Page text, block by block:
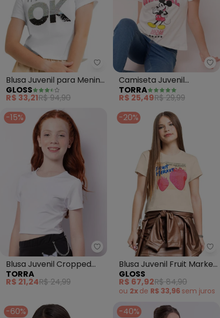
Gloss - Blusa Juvenil para
Blusa Juvenil para Menina
(Branco)
GLOSS
R$ 33,21R$ 94,90
Camiseta Juvenil
Algodão Mickey (Off
White)
TORRA
R$ 25,49R$ 29,99
-15%
Torra - Blusa Juvenil Cropped
Blusa Juvenil Cropped
Suplex Manga Curta
(Branca)
TORRA
R$ 21,24R$ 24,99
-20%
Blusa Juvenil Fruit Market
em Algodão Bege
GLOSS
R$ 67,92R$ 84,90
ou 2x de R$ 33,96 sem juros
-60% -40%